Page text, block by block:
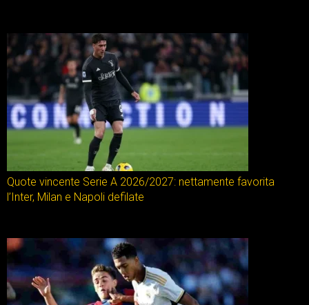
Quote vincente Serie A 2026/2027: nettamente favorita
l’Inter, Milan e Napoli defilate